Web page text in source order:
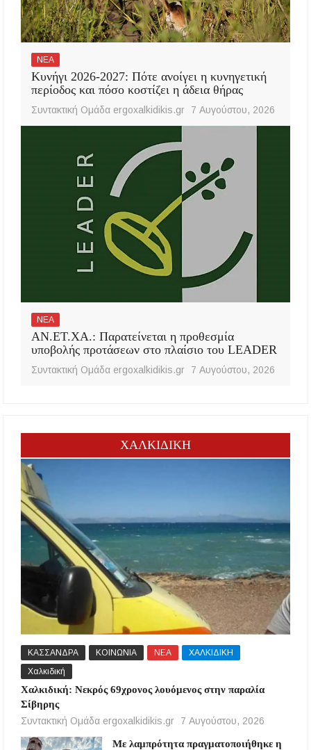
ΝΕΑ
Κυνήγι 2026-2027: Πότε ανοίγει η κυνηγετική
περίοδος και πόσο κοστίζει η άδεια θήρας
Συντακτική Ομάδα ergoxalkidikis.gr 7 Αυγούστου, 2026
ΝΕΑ
ΑΝ.ΕΤ.ΧΑ.: Παρατείνεται η προθεσμία
υποβολής προτάσεων στο πλαίσιο του LEADER
Συντακτική Ομάδα ergoxalkidikis.gr 7 Αυγούστου, 2026
ΧΑΛΚΙΔΙΚΗ
ΚΑΣΣΑΝΔΡΑ ΚΟΙΝΩΝΙΑ ΝΕΑ
ΧΑΛΚΙΔΙΚΗ
Χαλκιδική
Χαλκιδική: Νεκρός 69χρονος λουόμενος στην παραλία
Σίβηρης
Συντακτική Ομάδα ergoxalkidikis.gr
7 Αυγούστου, 2026
Με λαμπρότητα πραγματοποιήθηκε η